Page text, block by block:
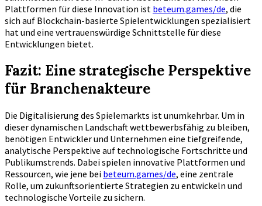
Plattformen für diese Innovation ist beteum.games/de, die
sich auf Blockchain-basierte Spielentwicklungen spezialisiert
hat und eine vertrauenswürdige Schnittstelle für diese
Entwicklungen bietet.
Fazit: Eine strategische Perspektive
für Branchenakteure
Die Digitalisierung des Spielemarkts ist unumkehrbar. Um in
dieser dynamischen Landschaft wettbewerbsfähig zu bleiben,
benötigen Entwickler und Unternehmen eine tiefgreifende,
analytische Perspektive auf technologische Fortschritte und
Publikumstrends. Dabei spielen innovative Plattformen und
Ressourcen, wie jene bei beteum.games/de, eine zentrale
Rolle, um zukunftsorientierte Strategien zu entwickeln und
technologische Vorteile zu sichern.